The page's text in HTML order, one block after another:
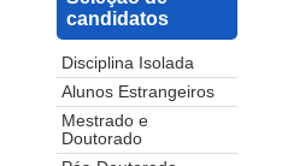
candidatos
Disciplina Isolada
Alunos Estrangeiros
Mestrado e
Doutorado